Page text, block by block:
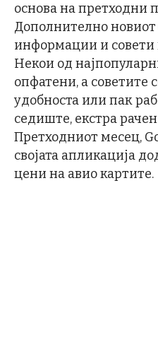
основа на претходни
Дополнително
информации и совети
Некои од
опфатени, а советите
удобноста или пак
седиште, екстра
Претходниот месец,
својата апликација
цени на авио картите.